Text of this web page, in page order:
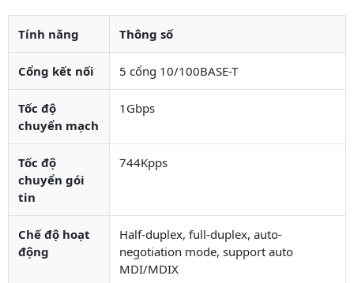
Tính năng Thông số
Cổng kết nối 5 cổng 10/100BASE-T
Tốc độ
chuyển mạch
1Gbps
Tốc độ
chuyển gói
tin
744Kpps
Chế độ hoạt
động
Half-duplex, full-duplex, auto-
negotiation mode, support auto
MDI/MDIX